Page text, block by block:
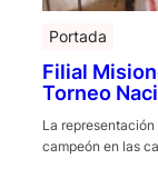
Portada
Filial
Torneo
La
campeón en las